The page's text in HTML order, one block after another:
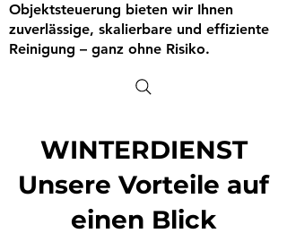
Objektsteuerung bieten wir Ihnen
zuverlässige, skalierbare und effiziente
Reinigung – ganz ohne Risiko.
WINTERDIENST
Unsere Vorteile auf
einen Blick